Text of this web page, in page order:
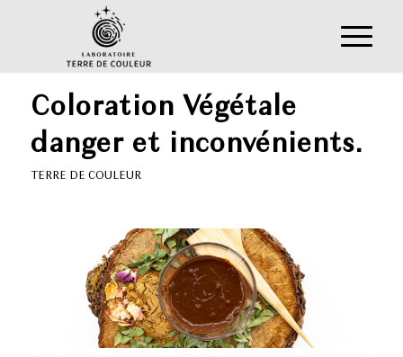
Coloration Végétale
danger et inconvénients.
TERRE DE COULEUR